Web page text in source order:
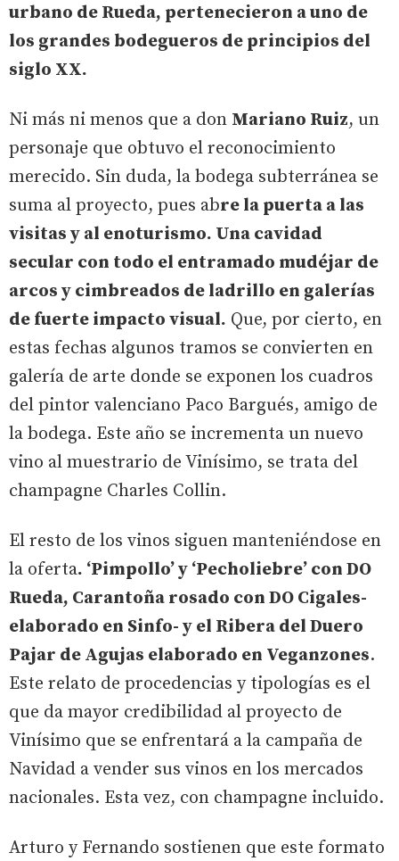
urbano de Rueda, pertenecieron a uno de
los grandes bodegueros de principios del
siglo XX.
Ni más ni menos que a don Mariano Ruiz, un
personaje que obtuvo el reconocimiento
merecido. Sin duda, la bodega subterránea se
suma al proyecto, pues abre la puerta a las
visitas y al enoturismo. Una cavidad
secular con todo el entramado mudéjar de
arcos y cimbreados de ladrillo en galerías
de fuerte impacto visual. Que, por cierto, en
estas fechas algunos tramos se convierten en
galería de arte donde se exponen los cuadros
del pintor valenciano Paco Bargués, amigo de
la bodega. Este año se incrementa un nuevo
vino al muestrario de Vinísimo, se trata del
champagne Charles Collin.
El resto de los vinos siguen manteniéndose en
la oferta. ‘Pimpollo’ y ‘Pecholiebre’ con DO
Rueda, Carantoña rosado con DO Cigales-
elaborado en Sinfo- y el Ribera del Duero
Pajar de Agujas elaborado en Veganzones.
Este relato de procedencias y tipologías es el
que da mayor credibilidad al proyecto de
Vinísimo que se enfrentará a la campaña de
Navidad a vender sus vinos en los mercados
nacionales. Esta vez, con champagne incluido.
Arturo y Fernando sostienen que este formato